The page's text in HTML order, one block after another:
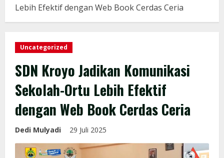
Lebih Efektif dengan Web Book Cerdas Ceria
Uncategorized
SDN Kroyo Jadikan Komunikasi
Sekolah-Ortu Lebih Efektif
dengan Web Book Cerdas Ceria
Dedi Mulyadi 29 Juli 2025